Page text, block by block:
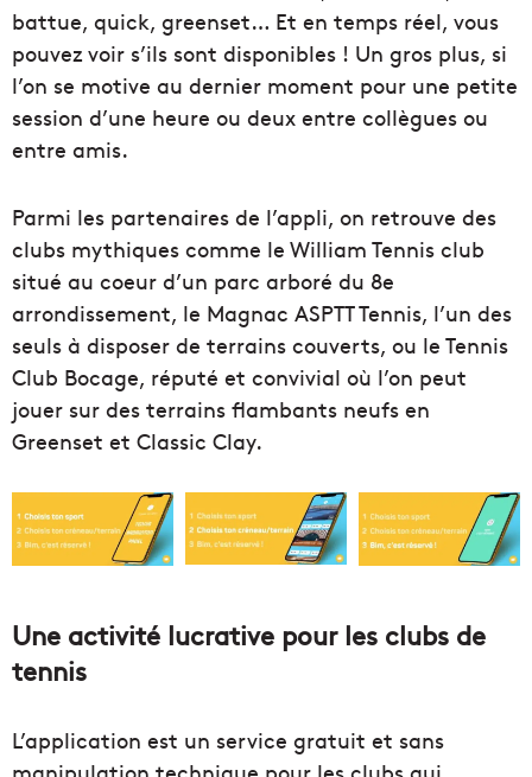
battue, quick, greenset… Et en temps réel, vous
pouvez voir s’ils sont disponibles ! Un gros plus, si
l’on se motive au dernier moment pour une petite
session d’une heure ou deux entre collègues ou
entre amis.
Parmi les partenaires de l’appli, on retrouve des
clubs mythiques comme le William Tennis club
situé au coeur d’un parc arboré du 8e
arrondissement, le Magnac ASPTT Tennis, l’un des
seuls à disposer de terrains couverts, ou le Tennis
Club Bocage, réputé et convivial où l’on peut
jouer sur des terrains flambants neufs en
Greenset et Classic Clay.
Une activité lucrative pour les clubs de
tennis
L’application est un service gratuit et sans